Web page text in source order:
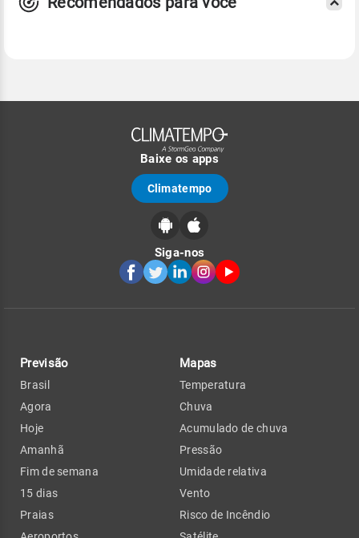
Baixe os apps
Climatempo
Siga-nos
Previsão
Brasil
Agora
Hoje
Amanhã
Fim de semana
15 dias
Praias
Mapas
Temperatura
Chuva
Acumulado de chuva
Pressão
Umidade relativa
Vento
Risco de Incêndio